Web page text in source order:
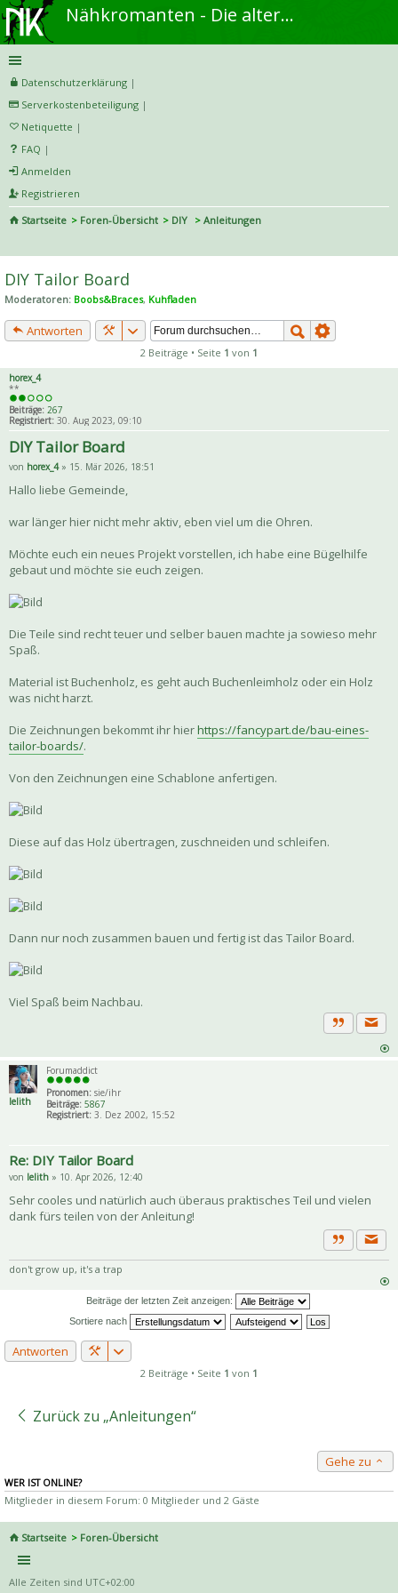
Nähkromanten - Die alternative Näh- und DIY-Community
Datenschutzerklärung |
Serverkostenbeteiligung |
Netiquette |
FAQ |
Anmelden
Registrieren
Startseite
Foren-Übersicht DIY
Anleitungen
he
DIY Tailor Board
Moderatoren: Boobs&Braces, Kuhfladen
Antworten
2 Beiträge • Seite 1 von 1
horex_4
**
Beiträge: 267
Registriert: 30. Aug 2023, 09:10
DIY Tailor Board
von horex_4» 15. Mär 2026, 18:51
Hallo liebe Gemeinde,
war länger hier nicht mehr aktiv, eben viel um die Ohren.
Möchte euch ein neues Projekt vorstellen, ich habe eine Bügelhilfe
gebaut und möchte sie euch zeigen.
Die Teile sind recht teuer und selber bauen machte ja sowieso mehr
Spaß.
Material ist Buchenholz, es geht auch Buchenleimholz oder ein Holz
was nicht harzt.
Die Zeichnungen bekommt ihr hierhttps://fancypart.de/bau-eines-
tailor-boards/.
Von den Zeichnungen eine Schablone anfertigen.
Diese auf das Holz übertragen, zuschneiden und schleifen.
Dann nur noch zusammen bauen und fertig ist das Tailor Board.
Viel Spaß beim Nachbau.
Zitat
lelith
Forumaddict
Pronomen: sie/ihr
Beiträge: 5867
Registriert: 3. Dez 2002, 15:52
Re: DIY Tailor Board
von lelith » 10. Apr 2026, 12:40
Sehr cooles und natürlich auch überaus praktisches Teil und vielen
dank fürs teilen von der Anleitung!
Zitat
don't grow up, it's a trap
Beiträge der letzten Zeit anzeigen:
Sortiere nach
Antworten
2 Beiträge • Seite 1 von 1
Zurück zu „Anleitungen“
Gehe zu
WER IST ONLINE?
Mitglieder in diesem Forum: 0 Mitglieder und 2 Gäste
Startseite Foren-Übersicht
Alle Zeiten sind UTC+02:00